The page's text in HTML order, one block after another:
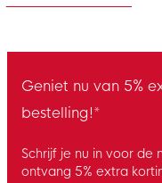
Geniet nu van 5%
bestelling!*
Schrijf je nu in voor de
ontvang 5% extra